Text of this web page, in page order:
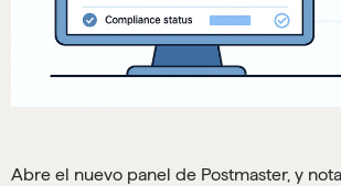
Abre el nuevo panel de Postmaster, y